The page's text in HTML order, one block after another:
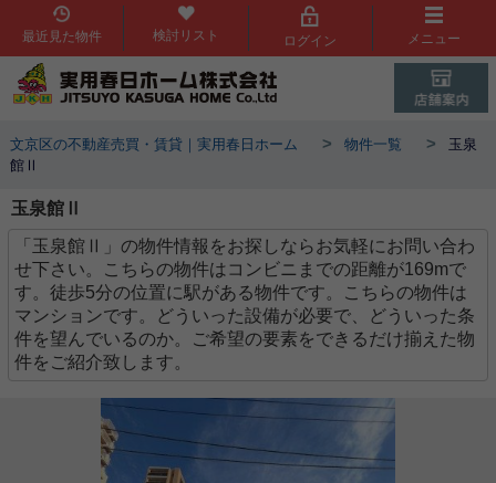
最近見た物件 検討リスト ログイン メニュー
文京区の不動産売買・賃貸｜実用春日ホーム > 物件一覧 >
玉泉
館Ⅱ
玉泉館Ⅱ
「玉泉館Ⅱ」の物件情報をお探しならお気軽にお問い合わ
せ下さい。こちらの物件はコンビニまでの距離が169mで
す。徒歩5分の位置に駅がある物件です。こちらの物件は
マンションです。どういった設備が必要で、どういった条
件を望んでいるのか。ご希望の要素をできるだけ揃えた物
件をご紹介致します。